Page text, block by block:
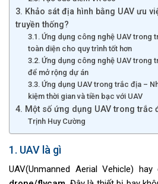
3. Khảo sát địa hình bằng UAV ưu
truyền thống?
3.1. Ứng dụng công nghệ UAV trong
toàn diện cho quy trình tốt hơn
3.2. Ứng dụng công nghệ UAV trong
để mở rộng dự án
3.3. Ứng dụng UAV trong trắc địa –
kiệm thời gian và tiền bạc với UAV
4. Một số ứng dụng UAV trong trắc
Trịnh Huy Cường
1. UAV là gì
UAV(Unmanned Aerial Vehicle)